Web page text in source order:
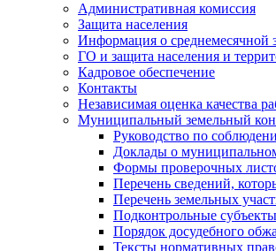
Административная комиссия
Защита населения
Информация о среднемесячной
ГО и защита населения и
Кадровое обеспечение
Контакты
Независимая оценка качества
Муниципальный земельный
Руководство по
Доклады о
Формы проверочных
Перечень сведений,
Перечень земельных
Подконтрольные
Порядок досудебного
Тексты нормативных